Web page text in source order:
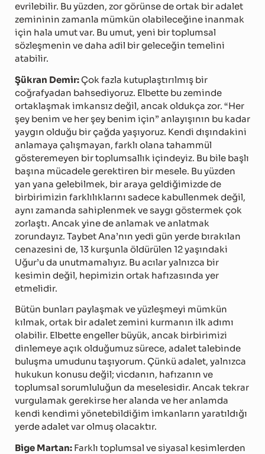
evrilebilir. Bu yüzden, zor görünse de ortak bir adalet
zemininin zamanla mümkün olabileceğine inanmak
için hala umut var. Bu umut, yeni bir toplumsal
sözleşmenin ve daha adil bir geleceğin temelini
atabilir.
Şükran Demir:Çok fazla kutuplaştırılmış bir
coğrafyadan bahsediyoruz. Elbette bu zeminde
ortaklaşmak imkansız değil, ancak oldukça zor. “Her
şey benim ve her şey benim için” anlayışının bu kadar
yaygın olduğu bir çağda yaşıyoruz. Kendi dışındakini
anlamaya çalışmayan, farklı olana tahammül
gösteremeyen bir toplumsallık içindeyiz. Bu bile başlı
başına mücadele gerektiren bir mesele. Bu yüzden
yan yana gelebilmek, bir araya geldiğimizde de
birbirimizin farklılıklarını sadece kabullenmek değil,
aynı zamanda sahiplenmek ve saygı göstermek çok
zorlaştı. Ancak yine de anlamak ve anlatmak
zorundayız. Taybet Ana’nın yedi gün yerde bırakılan
cenazesini de, 13 kurşunla öldürülen 12 yaşındaki
Uğur’u da unutmamalıyız. Bu acılar yalnızca bir
kesimin değil, hepimizin ortak hafızasında yer
etmelidir.
Bütün bunları paylaşmak ve yüzleşmeyi mümkün
kılmak, ortak bir adalet zemini kurmanın ilk adımı
olabilir. Elbette engeller büyük, ancak birbirimizi
dinlemeye açık olduğumuz sürece, adalet talebinde
buluşma umudunu taşıyorum. Çünkü adalet, yalnızca
hukukun konusu değil; vicdanın, hafızanın ve
toplumsal sorumluluğun da meselesidir. Ancak tekrar
vurgulamak gerekirse her alanda ve her anlamda
kendi kendimi yönetebildiğim imkanların yaratıldığı
yerde adalet var olmuş olacaktır.
Bige Martan: Farklı toplumsal ve siyasal kesimlerden